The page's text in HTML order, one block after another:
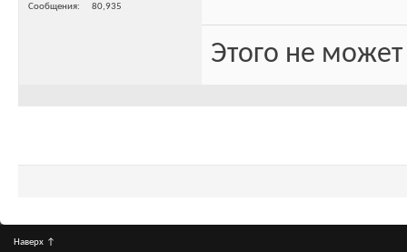
Сообщения
80,935
Этого не
Наверх ↑